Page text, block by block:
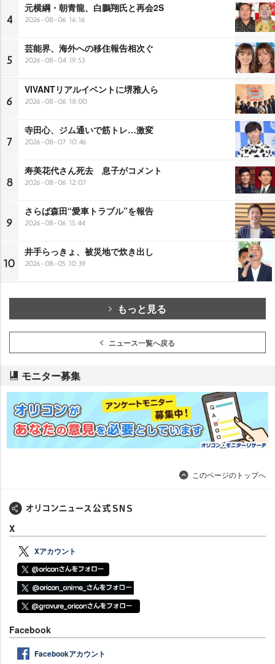
4
元横綱・朝青龍、白鵬翔氏と再会2S
2026-08-06 16:16
5
芸能界、海外への移住報告相次ぐ
2026-08-04 19:53
6
VIVANTリアルイベントに堺雅人ら
2026-08-06 18:00
7
寺田心、ジム通いで筋トレ…激変
2026-08-07 10:46
8
寿美花代さん死去 息子がコメント
2026-08-06 12:07
9
さらば森田“愛車トラブル”を報告
2026-08-06 15:44
10
井手らっきょ、被災地で炊き出し
2026-08-05 10:39
もっと見る
ニュース一覧へ戻る
モニター募集
このページのトップへ
X
Xアカウント
Facebook
Facebookアカウント